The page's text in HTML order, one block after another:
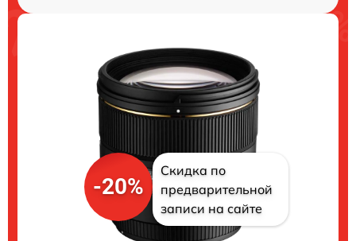
-20%
Скидка по
предварительной
записи на сайте